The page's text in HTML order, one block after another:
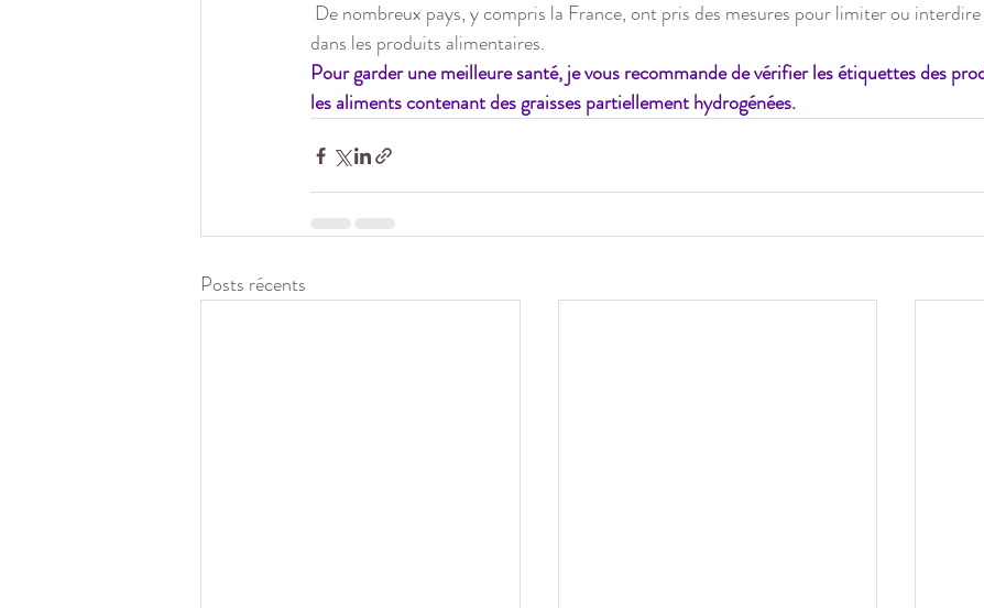
dans les produits alimentaires.
Pour garder une meilleure santé, je vous recommande de vérifier les étiquettes des
les aliments contenant des graisses partiellement hydrogénées.
Posts récents